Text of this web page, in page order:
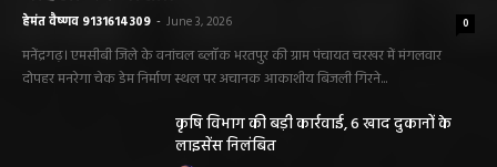
हेमंत वैष्णव 9131614309 - June 3, 2026 0
मनेंद्रगढ़। एमसीबी जिले के वनांचल ब्लॉक भरतपुर की ग्राम पंचायत चरखर में मंगलवार
दोपहर मनरेगा चेक डेम निर्माण स्थल पर अचानक आकाशीय बिजली गिरने...
कृषि विभाग की बड़ी कार्रवाई, 6 खाद दुकानों के
लाइसेंस निलंबित